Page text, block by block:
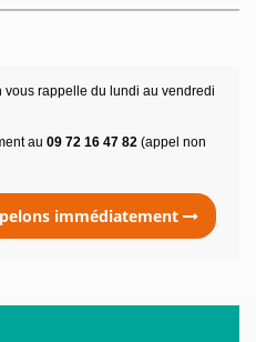
vous rappelle du lundi au vendredi
au 09 72 16 47 82 (appel non
immédiatement